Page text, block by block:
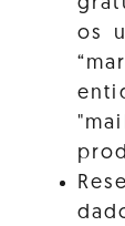
os